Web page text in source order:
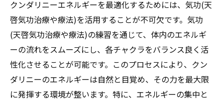
クンダリニーエネルギーを最適化するためには、気功(天
啓気功治療や療法)を活用することが不可欠です。気功
(天啓気功治療や療法)の練習を通じて、体内のエネルギ
ーの流れをスムーズにし、各チャクラをバランス良く活
性化させることが可能です。このプロセスにより、クン
ダリニーのエネルギーは自然と目覚め、その力を最大限
に発揮する環境が整います。特に、エネルギーの集中と